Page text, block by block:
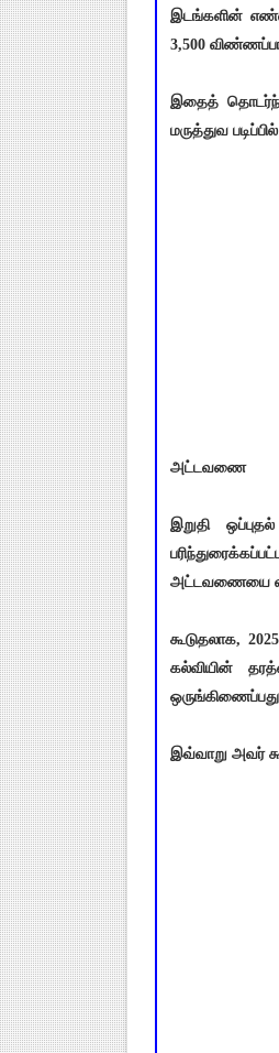
இடங்களின்
3,500
இதைத்
மருத்துவ
அட்டவணை
இறுதி
அட்டவணையை
கூடுதலாக,
கல்வியின்
ஒருங்கிணைப்பது
இவ்வாறு அவர்